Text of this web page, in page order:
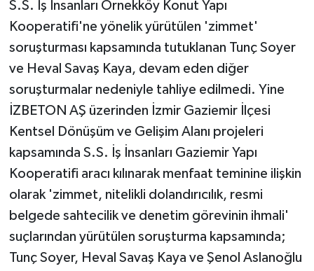
S.S. İş İnsanları Örnekköy Konut Yapı
Kooperatifi'ne yönelik yürütülen 'zimmet'
soruşturması kapsamında tutuklanan Tunç Soyer
ve Heval Savaş Kaya, devam eden diğer
soruşturmalar nedeniyle tahliye edilmedi. Yine
İZBETON AŞ üzerinden İzmir Gaziemir İlçesi
Kentsel Dönüşüm ve Gelişim Alanı projeleri
kapsamında S.S. İş İnsanları Gaziemir Yapı
Kooperatifi aracı kılınarak menfaat teminine ilişkin
olarak 'zimmet, nitelikli dolandırıcılık, resmi
belgede sahtecilik ve denetim görevinin ihmali'
suçlarından yürütülen soruşturma kapsamında;
Tunç Soyer, Heval Savaş Kaya ve Şenol Aslanoğlu